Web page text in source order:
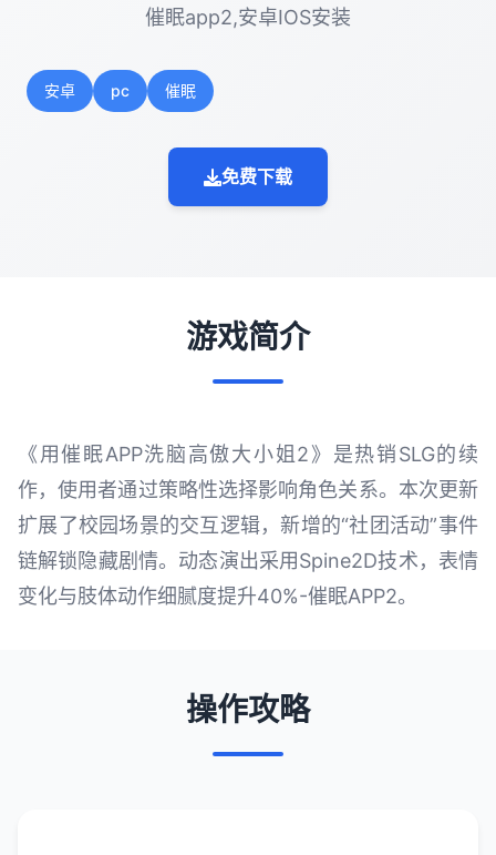
催眠app2,安卓IOS安装
安卓 pc 催眠
免费下载
游戏简介
《用催眠APP洗脑高傲大小姐2》是热销SLG的续
作，使用者通过策略性选择影响角色关系。本次更新
扩展了校园场景的交互逻辑，新增的“社团活动”事件
链解锁隐藏剧情。动态演出采用Spine2D技术，表情
变化与肢体动作细腻度提升40%-催眠APP2。
操作攻略